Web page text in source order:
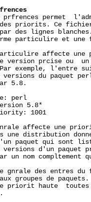
prfrences permet
priorits. Ce
des lignes
particulire et une
affecte une
version prcise ou
exemple, l'entre
versions du paquet
5.8.
perl
5.8*
1001
affecte une
une distribution
paquet qui sont
versions d'un paquet
un nom compltement
gnrale des entres du
groupes de
priorit haute